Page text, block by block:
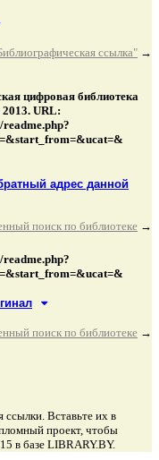
ссылка" →
цифровая библиотека
URL:
адрес данной
поиск по библиотеке →
поиск по библиотеке →
Вставьте их в
проект, чтобы
в базе LIBRARY.BY.